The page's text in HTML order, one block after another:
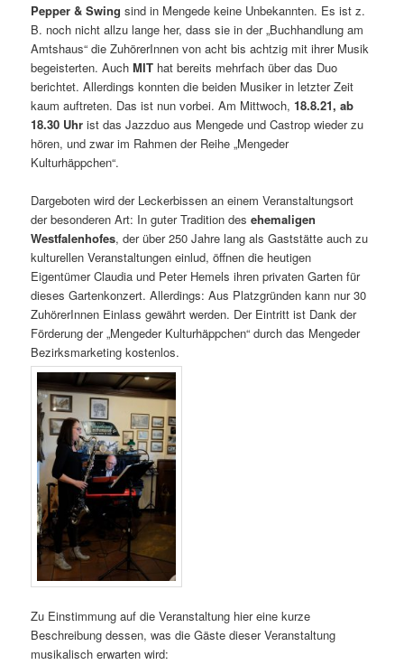
Pepper & Swing sind in Mengede keine Unbekannten. Es ist z.
B. noch nicht allzu lange her, dass sie in der „Buchhandlung am
Amtshaus“ die ZuhörerInnen von acht bis achtzig mit ihrer Musik
begeisterten. AuchMIT hat bereits mehrfach über das Duo
berichtet. Allerdings konnten die beiden Musiker in letzter Zeit
kaum auftreten. Das ist nun vorbei. Am Mittwoch, 18.8.21, ab
18.30 Uhr ist das Jazzduo aus Mengede und Castrop wieder zu
hören, und zwar im Rahmen der Reihe „Mengeder
Kulturhäppchen“.
Dargeboten wird der Leckerbissen an einem Veranstaltungsort
der besonderen Art: In guter Tradition desehemaligen
Westfalenhofes, der über 250 Jahre lang als Gaststätte auch zu
kulturellen Veranstaltungen einlud, öffnen die heutigen
Eigentümer Claudia und Peter Hemels ihren privaten Garten für
dieses Gartenkonzert. Allerdings: Aus Platzgründen kann nur 30
ZuhörerInnen Einlass gewährt werden. Der Eintritt ist Dank der
Förderung der „Mengeder Kulturhäppchen“ durch das Mengeder
Bezirksmarketing kostenlos.
Zu Einstimmung auf die Veranstaltung hier eine kurze
Beschreibung dessen, was die Gäste dieser Veranstaltung
musikalisch erwarten wird: